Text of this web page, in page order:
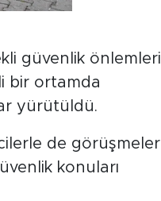
güvenlik önlemleri
bir ortamda
yürütüldü.
de görüşmeler
konuları